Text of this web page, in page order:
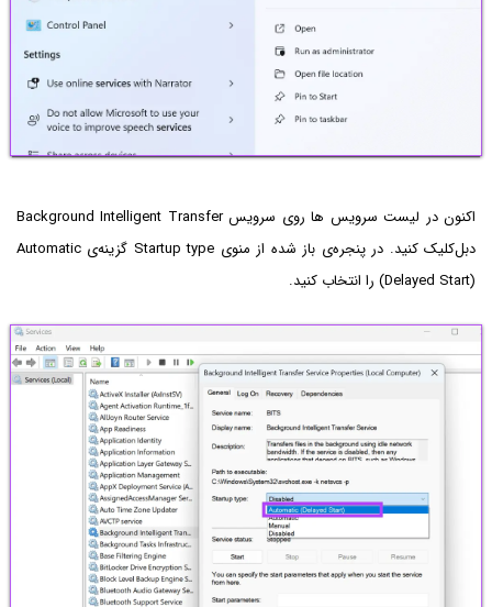
اکنون در لیست سرویس ها روی سرویس Background Intelligent Transfer
دبل‌کلیک کنید. در پنجره‌ی باز شده از منوی Startup type گزینه‌ی Automatic
(Delayed Start) را انتخاب کنید.